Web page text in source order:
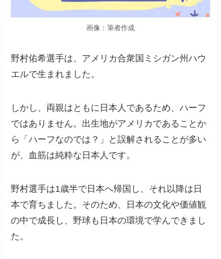
画像：筆者作成
野村佑希選手は、アメリカ合衆国ミシガン州ハウ
エルで生まれました。
しかし、両親はともに日本人であるため、ハーフ
ではありません。出生地がアメリカであることか
ら「ハーフなのでは？」と誤解されることが多い
が、血筋は純粋な日本人です。
野村選手は1歳半で日本へ帰国し、それ以降は日
本で育ちました。そのため、日本の文化や価値観
の中で成長し、野球も日本の環境で学んできまし
た。